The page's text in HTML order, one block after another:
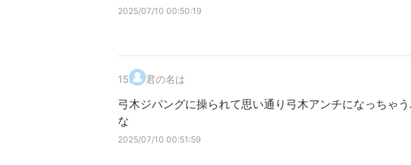
2025/07/10 00:50:19
15. 君の名は
弓木ジパングに操られて思い通り弓木アンチになっちゃ
な
2025/07/10 00:51:59